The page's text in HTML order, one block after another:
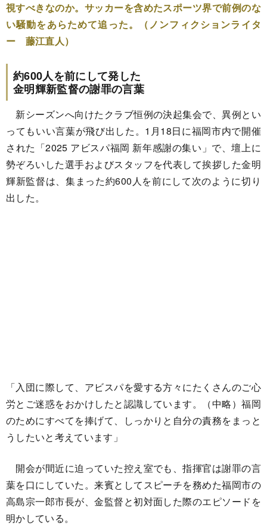
視すべきなのか。サッカーを含めたスポーツ界で前例のな
い騒動をあらためて追った。（ノンフィクションライタ
ー 藤江直人）
約600人を前にして発した
金明輝新監督の謝罪の言葉
新シーズンへ向けたクラブ恒例の決起集会で、異例とい
ってもいい言葉が飛び出した。1月18日に福岡市内で開催
された「2025 アビスパ福岡 新年感謝の集い」で、壇上に
勢ぞろいした選手およびスタッフを代表して挨拶した金明
輝新監督は、集まった約600人を前にして次のように切り
出した。
「入団に際して、アビスパを愛する方々にたくさんのご心
労とご迷惑をおかけしたと認識しています。（中略）福岡
のためにすべてを捧げて、しっかりと自分の責務をまっと
うしたいと考えています」
開会が間近に迫っていた控え室でも、指揮官は謝罪の言
葉を口にしていた。来賓としてスピーチを務めた福岡市の
高島宗一郎市長が、金監督と初対面した際のエピソードを
明かしている。